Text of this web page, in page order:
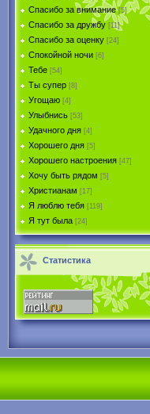
Спасибо за внимание [5]
Спасибо за дружбу [11]
Спасибо за оценку [24]
Спокойной ночи [6]
Тебе [54]
Ты супер [8]
Угощаю [4]
Улыбнись [53]
Удачного дня [4]
Хорошего дня [5]
Хорошего настроения [47]
Хочу быть рядом [5]
Христианам [17]
Я люблю тебя [119]
Я тут была [24]
Статистика